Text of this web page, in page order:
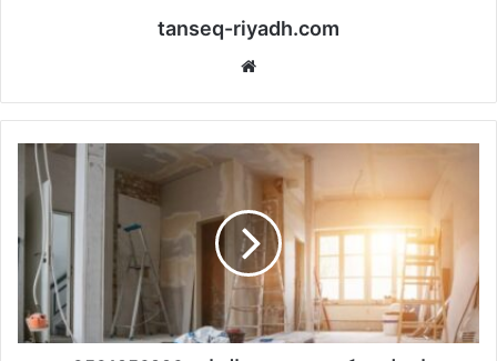
tanseq-riyadh.com